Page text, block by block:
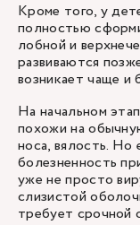
Кроме того, у
полностью
лобной и
развиваются
возникает чаще и
На начальном
похожи на
носа, вялость. Но
болезненность
уже не просто
слизистой
требует срочной